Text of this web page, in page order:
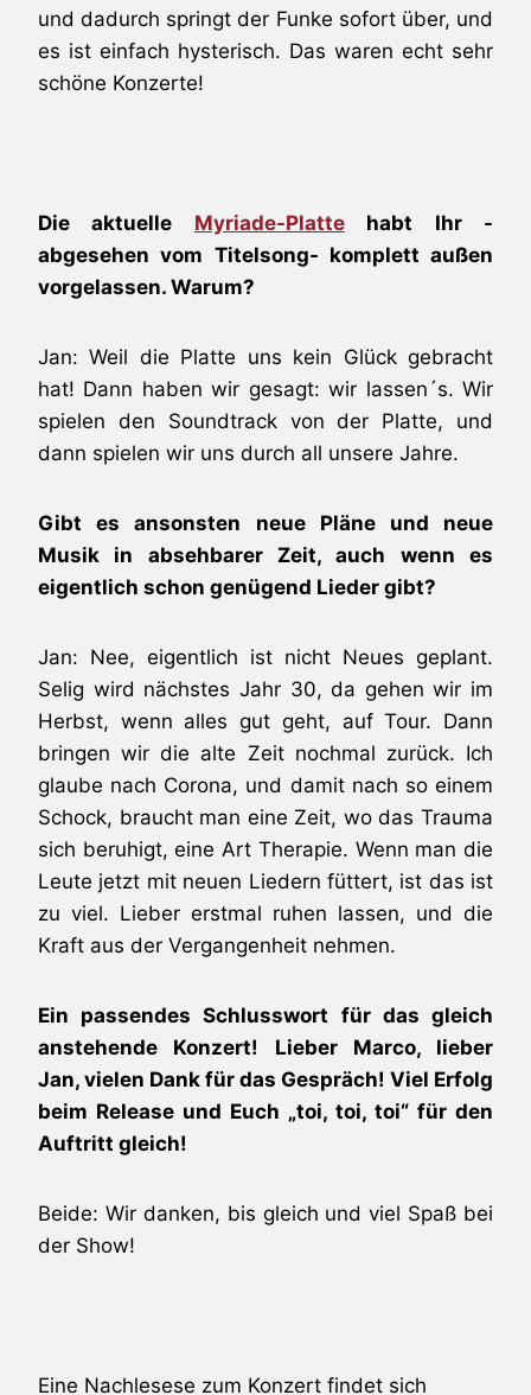
und dadurch springt der Funke sofort über, und
es ist einfach hysterisch. Das waren echt sehr
schöne Konzerte!
Die aktuelle Myriade-Plattehabt Ihr -
abgesehen vom Titelsong- komplett außen
vorgelassen. Warum?
Jan: Weil die Platte uns kein Glück gebracht
hat! Dann haben wir gesagt: wir lassen´s. Wir
spielen den Soundtrack von der Platte, und
dann spielen wir uns durch all unsere Jahre.
Gibt es ansonsten neue Pläne und neue
Musik in absehbarer Zeit, auch wenn es
eigentlich schon genügend Lieder gibt?
Jan: Nee, eigentlich ist nicht Neues geplant.
Selig wird nächstes Jahr 30, da gehen wir im
Herbst, wenn alles gut geht, auf Tour. Dann
bringen wir die alte Zeit nochmal zurück. Ich
glaube nach Corona, und damit nach so einem
Schock, braucht man eine Zeit, wo das Trauma
sich beruhigt, eine Art Therapie. Wenn man die
Leute jetzt mit neuen Liedern füttert, ist das ist
zu viel. Lieber erstmal ruhen lassen, und die
Kraft aus der Vergangenheit nehmen.
Ein passendes Schlusswort für das gleich
anstehende Konzert! Lieber Marco, lieber
Jan, vielen Dank für das Gespräch! Viel Erfolg
beim Release und Euch „toi, toi, toi“ für den
Auftritt gleich!
Beide: Wir danken, bis gleich und viel Spaß bei
der Show!
Eine Nachlesese zum Konzert findet sich